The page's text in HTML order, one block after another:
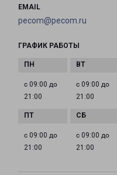
EMAIL
pecom@pecom.ru
ГРАФИК РАБОТЫ
с 09:00 до
21:00
с 09:00 до
21:00
с 09:00 до
21:00
с 09:00 до
21:00